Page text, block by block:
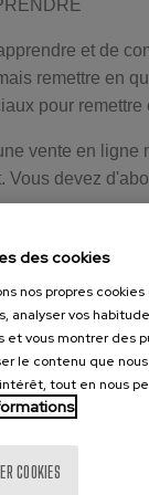
et de
remettre en
pour
vente en ligne
Vous devez
les autres avec
stratégies peut
avenir, un
la même crise.
des cookies
nos propres
analyser vos
et vous montrer des
le contenu que
tout en nous
COOKIES